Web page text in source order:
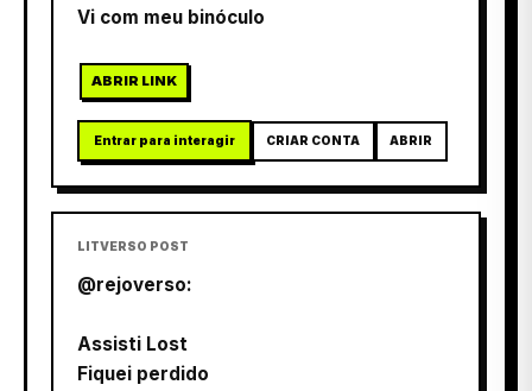
Vi com meu binóculo
ABRIR LINK
Entrar para interagir CRIAR CONTA ABRIR
LITVERSO POST
@rejoverso:
Assisti Lost
Fiquei perdido